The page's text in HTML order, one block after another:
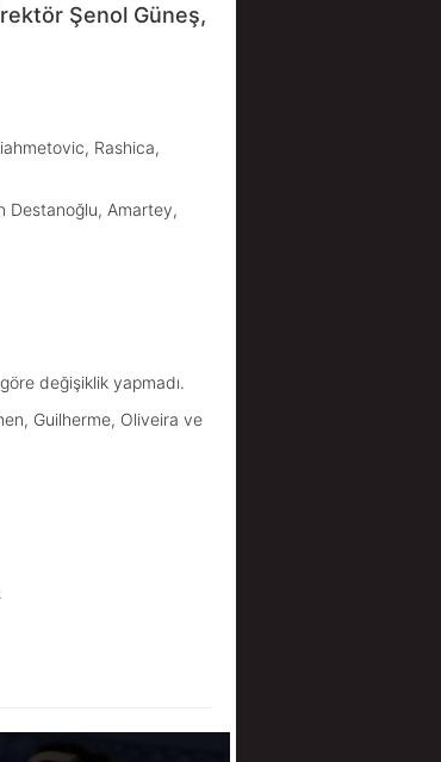
Şenol Güneş,
Rashica,
Destanoğlu, Amartey,
değişiklik yapmadı.
Guilherme, Oliveira ve